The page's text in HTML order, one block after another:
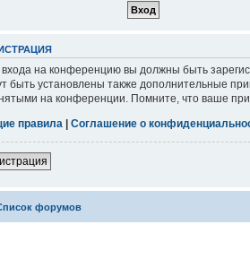
на конференцию вы должны быть
быть установлены также дополнительные
на конференции. Помните, что ваше
правила
Соглашение о
форумов